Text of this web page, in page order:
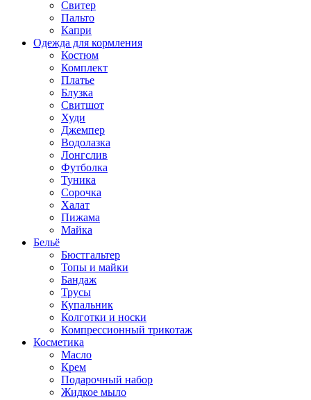
Свитер
Пальто
Капри
Одежда для кормления
Костюм
Комплект
Платье
Блузка
Свитшот
Худи
Джемпер
Водолазка
Лонгслив
Футболка
Туника
Сорочка
Халат
Пижама
Майка
Бельё
Бюстгальтер
Топы и майки
Бандаж
Трусы
Купальник
Колготки и носки
Компрессионный трикотаж
Косметика
Масло
Крем
Подарочный набор
Жидкое мыло